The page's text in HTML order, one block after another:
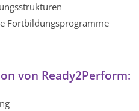
Fortbildungsprogramme
von Ready2Perform: